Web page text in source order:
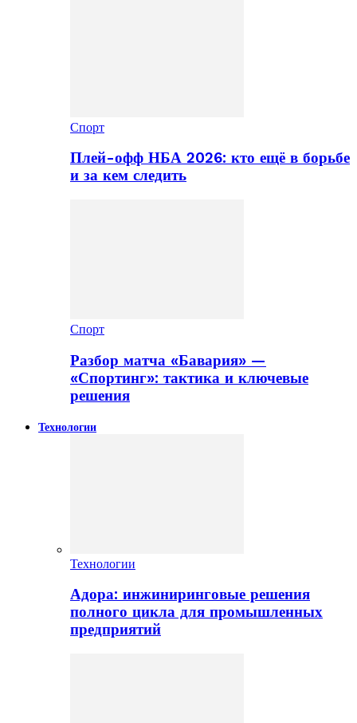
Спорт
Плей-офф НБА 2026: кто ещё в борьбе
и за кем следить
Спорт
Разбор матча «Бавария» —
«Спортинг»: тактика и ключевые
решения
Технологии
Технологии
Адора: инжиниринговые решения
полного цикла для промышленных
предприятий